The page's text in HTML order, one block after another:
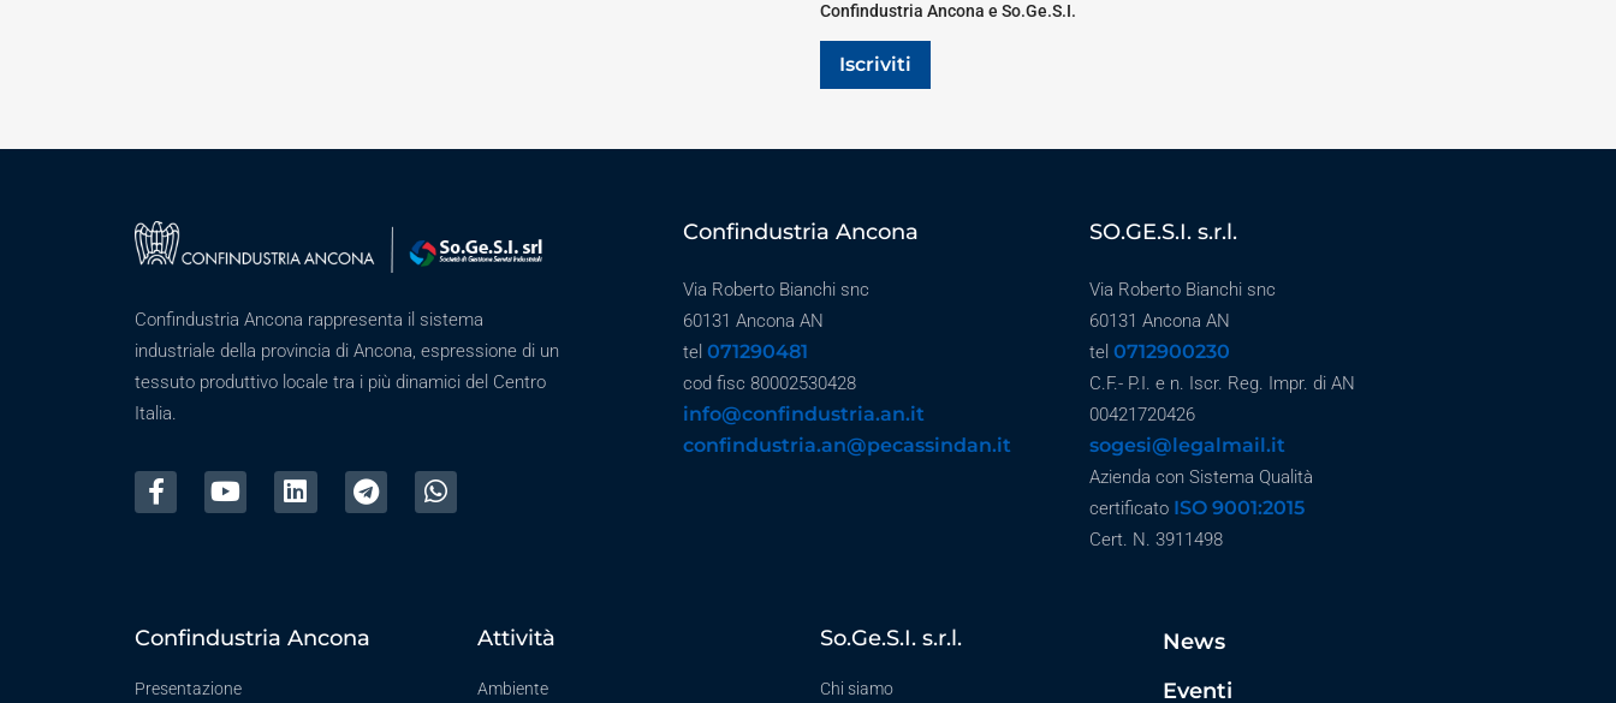
Confindustria Ancona e So.Ge.S.I.
Iscriviti
Confindustria Ancona rappresenta il sistema
industriale della provincia di Ancona, espressione di un
tessuto produttivo locale tra i più dinamici del Centro
Italia.
Confindustria Ancona
Via Roberto Bianchi snc
60131 Ancona AN
tel 071290481
cod fisc 80002530428
info@confindustria.an.it
confindustria.an@pecassindan.it
SO.GE.S.I. s.r.l.
Via Roberto Bianchi snc
60131 Ancona AN
tel 0712900230
C.F.- P.I. e n. Iscr. Reg. Impr. di AN
00421720426
sogesi@legalmail.it
Azienda con Sistema Qualità
certificato ISO 9001:2015
Cert. N. 3911498
Confindustria Ancona
Presentazione
Attività
Ambiente
So.Ge.S.I. s.r.l.
Chi siamo
News
Eventi